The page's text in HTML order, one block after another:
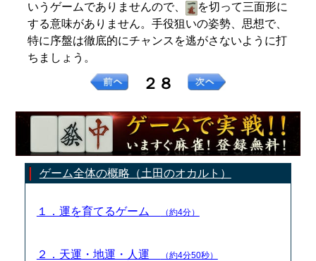
いうゲームでありませんので、
を切って三面形に
する意味がありません。手役狙いの姿勢、思想で、
特に序盤は徹底的にチャンスを逃がさないように打
ちましょう。
２８
ゲーム全体の概略（土田のオカルト）
１．運を育てるゲーム （約4分）
２．天運・地運・人運 （約4分50秒）